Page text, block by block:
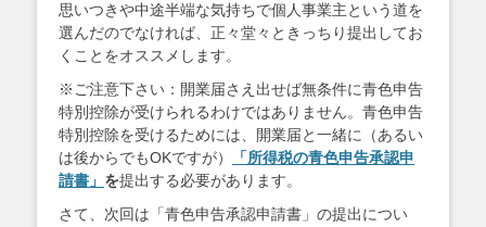
思いつきや中途半端な気持ちで個人事業主という道を
選んだのでなければ、正々堂々ときっちり提出してお
くことをオススメします。
※ご注意下さい：開業届さえ出せば無条件に青色申告
特別控除が受けられるわけではありません。青色申告
特別控除を受けるためには、開業届と一緒に（あるい
は後からでもOKですが）
「所得税の青色申告承認申
請書」 を提出する必要があります。
さて、次回は「青色申告承認申請書」の提出につい